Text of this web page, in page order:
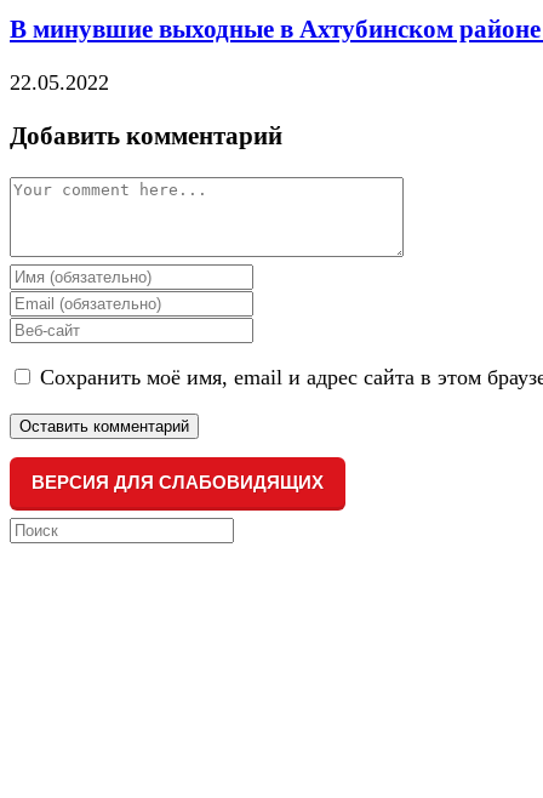
В минувшие выходные в Ахтубинском
22.05.2022
Добавить комментарий
Comment
Enter
your
name
or
username
comment
Enter
your
address
comment
Enter
website
(optional)
Сохранить моё имя, email и адрес сайта в этом
ВЕРСИЯ ДЛЯ СЛАБОВИДЯЩИХ
Search